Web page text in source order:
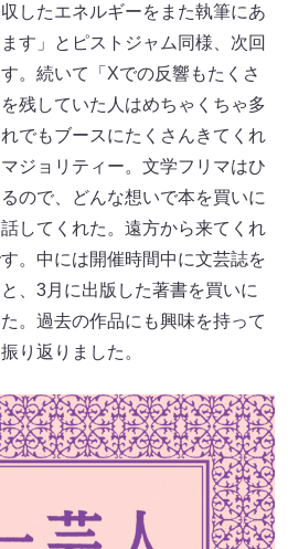
したエネルギーをまた執筆にあ
す」とピストジャム同様、次回
。続いて「Xでの反響もたくさ
残していた人はめちゃくちゃ多
でもブースにたくさんきてくれ
ジョリティー。文学フリマはひ
ので、どんな想いで本を買いに
してくれた。遠方から来てくれ
。中には開催時間中に文芸誌を
、3月に出版した著書を買いに
。過去の作品にも興味を持って
り返りました。